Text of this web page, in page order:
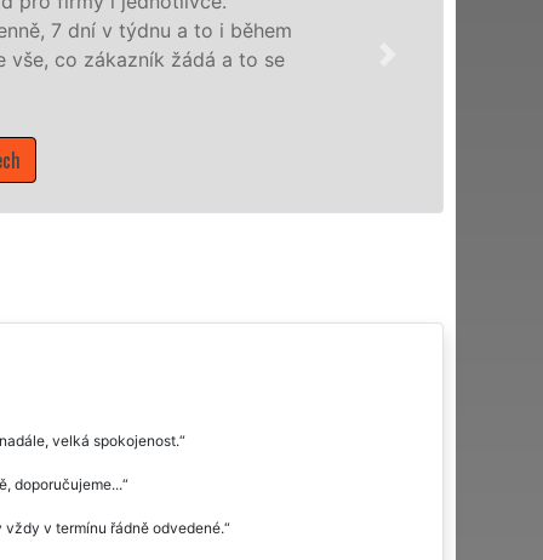
velká spokojenost.
doporučujeme...
v termínu řádně odvedené.